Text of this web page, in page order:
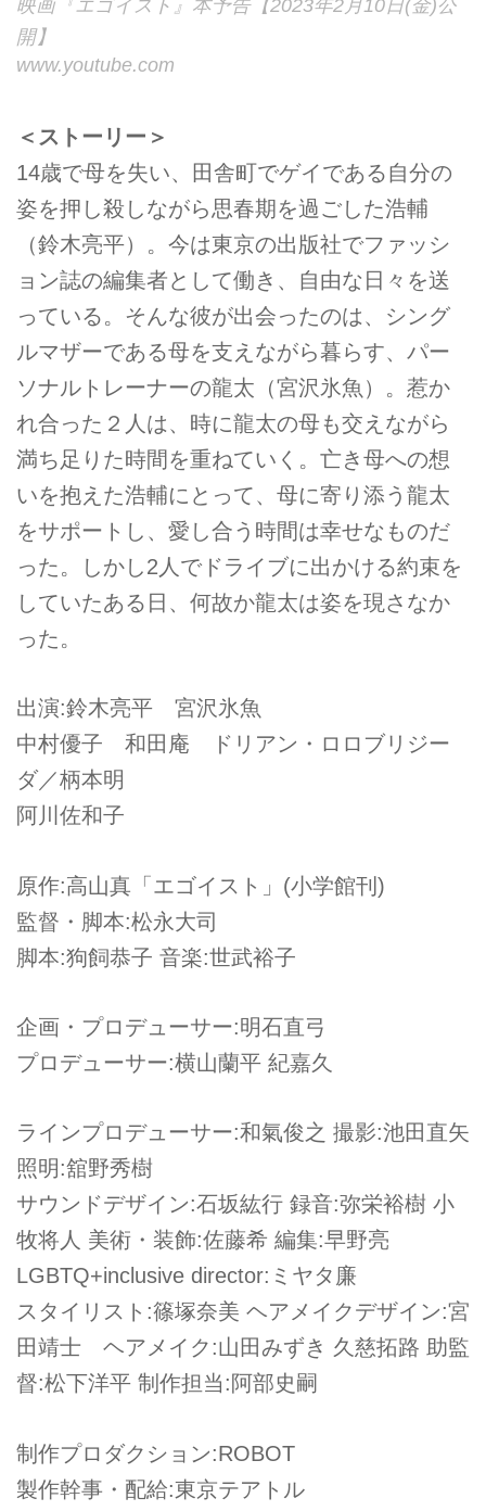
映画『エゴイスト』本予告【2023年2月10日(金)公
開】
www.youtube.com
＜ストーリー＞
14歳で母を失い、田舎町でゲイである自分の
姿を押し殺しながら思春期を過ごした浩輔
（鈴木亮平）。今は東京の出版社でファッシ
ョン誌の編集者として働き、自由な日々を送
っている。そんな彼が出会ったのは、シング
ルマザーである母を支えながら暮らす、パー
ソナルトレーナーの龍太（宮沢氷魚）。惹か
れ合った２人は、時に龍太の母も交えながら
満ち足りた時間を重ねていく。亡き母への想
いを抱えた浩輔にとって、母に寄り添う龍太
をサポートし、愛し合う時間は幸せなものだ
った。しかし2人でドライブに出かける約束を
していたある日、何故か龍太は姿を現さなか
った。
出演:鈴木亮平 宮沢氷魚
中村優子 和田庵 ドリアン・ロロブリジー
ダ／柄本明
阿川佐和子
原作:高山真「エゴイスト」(小学館刊)
監督・脚本:松永大司
脚本:狗飼恭子 音楽:世武裕子
企画・プロデューサー:明石直弓
プロデューサー:横山蘭平 紀嘉久
ラインプロデューサー:和氣俊之 撮影:池田直矢
照明:舘野秀樹
サウンドデザイン:石坂紘行 録音:弥栄裕樹 小
牧将人 美術・装飾:佐藤希 編集:早野亮
LGBTQ+inclusive director:ミヤタ廉
スタイリスト:篠塚奈美 ヘアメイクデザイン:宮
田靖士 ヘアメイク:山田みずき 久慈拓路 助監
督:松下洋平 制作担当:阿部史嗣
制作プロダクション:ROBOT
製作幹事・配給:東京テアトル